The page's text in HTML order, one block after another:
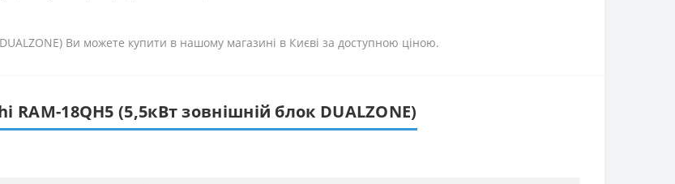
Ви можете купити в нашому магазині в Києві за доступною ціною.
18QH5 (5,5кВт зовнішній блок DUALZONE)